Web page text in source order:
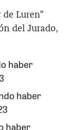
de Luren”
del Jurado,
haber
haber
haber